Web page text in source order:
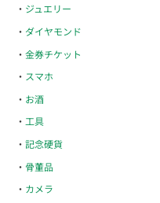
ジュエリー
ダイヤモンド
金券チケット
スマホ
お酒
工具
記念硬貨
骨董品
カメラ